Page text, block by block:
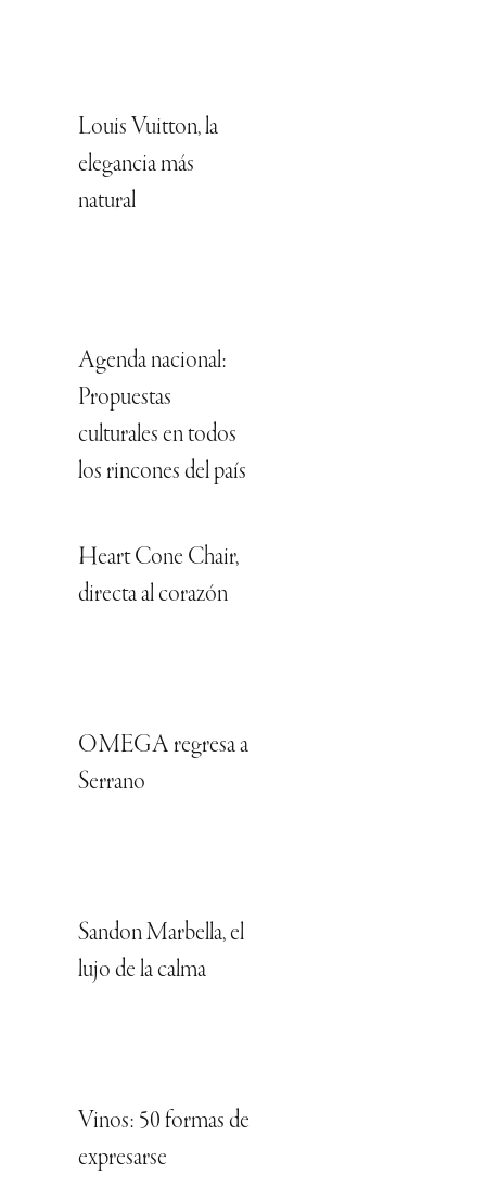
Louis Vuitton, la
elegancia más
natural
Agenda nacional:
Propuestas
culturales en todos
los rincones del país
Heart Cone Chair,
directa al corazón
OMEGA regresa a
Serrano
Sandon Marbella, el
lujo de la calma
Vinos: 50 formas de
expresarse